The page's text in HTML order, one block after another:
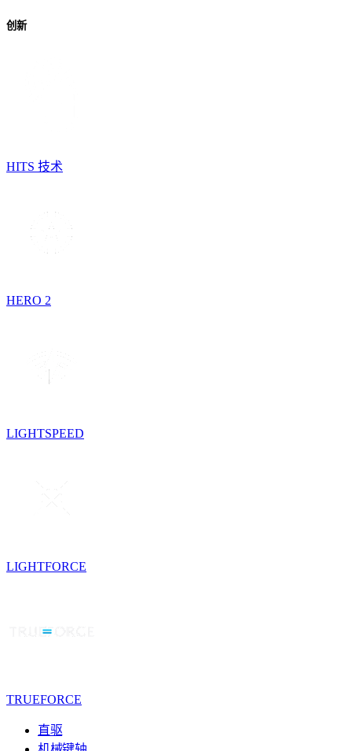
创新
HITS 技术
HERO 2
LIGHTSPEED
LIGHTFORCE
TRUEFORCE
直驱